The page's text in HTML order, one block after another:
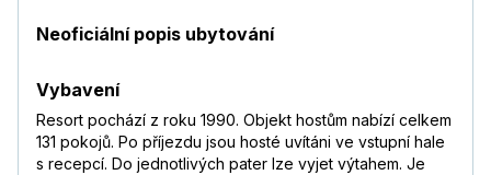
Neoficiální popis ubytování
Vybavení
Resort pochází z roku 1990. Objekt hostům nabízí celkem
131 pokojů. Po příjezdu jsou hosté uvítáni ve vstupní hale
s recepcí. Do jednotlivých pater lze vyjet výtahem. Je